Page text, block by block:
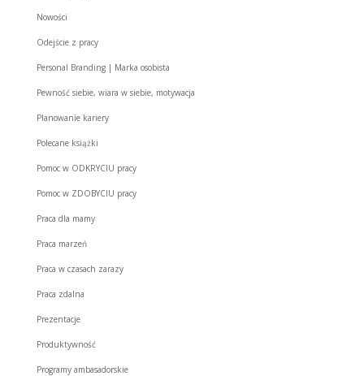
Nowości
Odejście z pracy
Personal Branding | Marka osobista
Pewność siebie, wiara w siebie, motywacja
Planowanie kariery
Polecane książki
Pomoc w ODKRYCIU pracy
Pomoc w ZDOBYCIU pracy
Praca dla mamy
Praca marzeń
Praca w czasach zarazy
Praca zdalna
Prezentacje
Produktywność
Programy ambasadorskie